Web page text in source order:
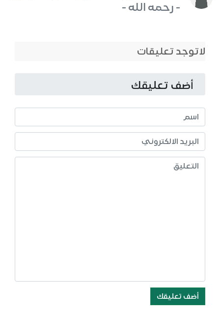
- رحمه الله -
لاتوجد تعليقات
أضف تعليقك
أضف تعليقك